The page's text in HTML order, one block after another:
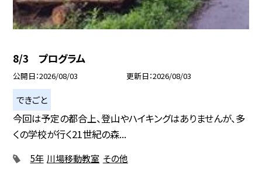
8/3 プログラム
公開日 2026/08/03 更新日 2026/08/03
できごと
今回は予定の都合上、登山やハイキングはありませんが、多
くの学校が行く21世紀の森...
5年 川場移動教室 その他